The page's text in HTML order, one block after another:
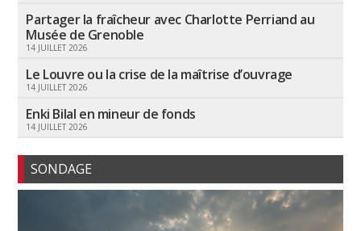
Partager la fraîcheur avec Charlotte Perriand au
Musée de Grenoble
14 JUILLET 2026
Le Louvre ou la crise de la maîtrise d’ouvrage
14 JUILLET 2026
Enki Bilal en mineur de fonds
14 JUILLET 2026
SONDAGE